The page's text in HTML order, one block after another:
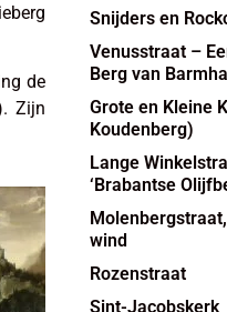
de
Zijn
Snijders en
Venusstraat –
Berg van
Grote en Kleine
Koudenberg)
Lange
‘Brabantse
wind
Rozenstraat
Sint-Jacobskerk